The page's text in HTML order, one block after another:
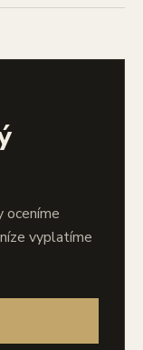
oceníme
vyplatíme